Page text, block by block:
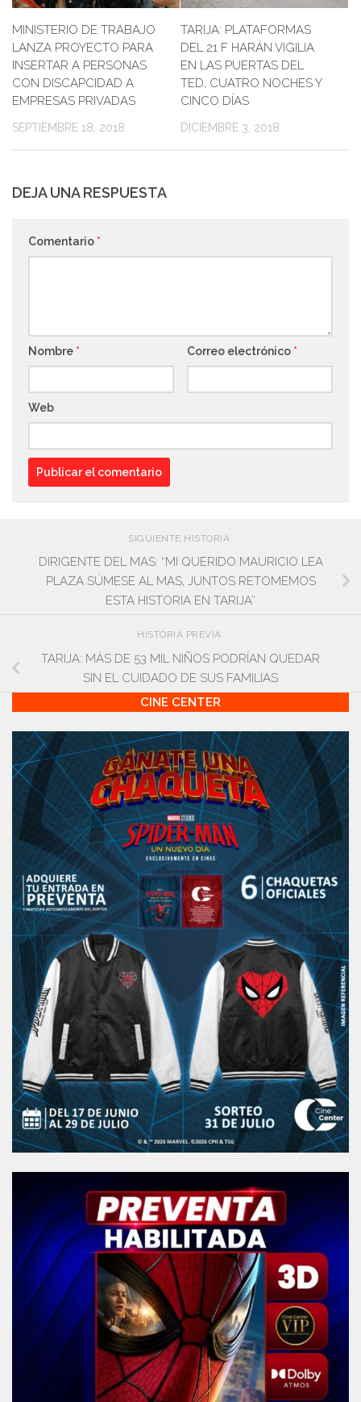
MINISTERIO DE TRABAJO
LANZA PROYECTO PARA
INSERTAR A PERSONAS
CON DISCAPCIDAD A
EMPRESAS PRIVADAS
SEPTIEMBRE 18, 2018
TARIJA: PLATAFORMAS
DEL 21 F HARÁN VIGILIA
EN LAS PUERTAS DEL
TED, CUATRO NOCHES Y
CINCO DÍAS
DICIEMBRE 3, 2018
DEJA UNA RESPUESTA
Comentario *
Nombre * Correo electrónico *
Web
SIGUIENTE HISTORIA
DIRIGENTE DEL MAS: “MI QUERIDO MAURICIO LEA
PLAZA SÚMESE AL MAS, JUNTOS RETOMEMOS
ESTA HISTORIA EN TARIJA”
HISTORIA PREVIA
TARIJA: MÁS DE 53 MIL NIÑOS PODRÍAN QUEDAR
SIN EL CUIDADO DE SUS FAMILIAS
CINE CENTER